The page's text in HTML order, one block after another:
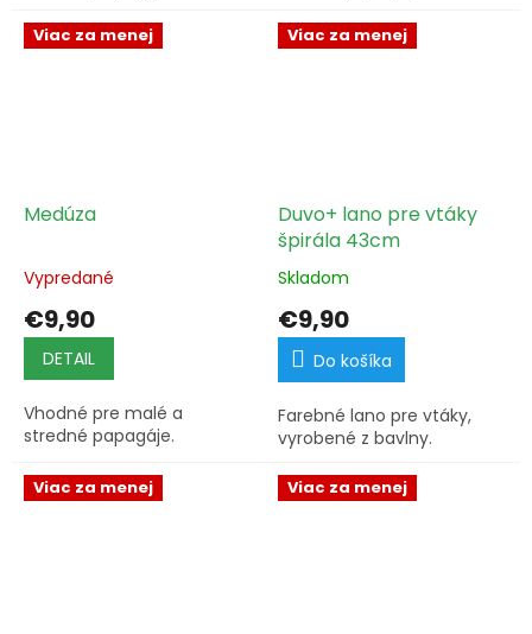
Viac za menej
Medúza
Vypredané
€9,90
DETAIL
Vhodné pre malé a
stredné papagáje.
Viac za menej
Duvo+ lano pre vtáky
špirála 43cm
Skladom
€9,90
Do košíka
Farebné lano pre vtáky,
vyrobené z bavlny.
Viac za menej Viac za menej